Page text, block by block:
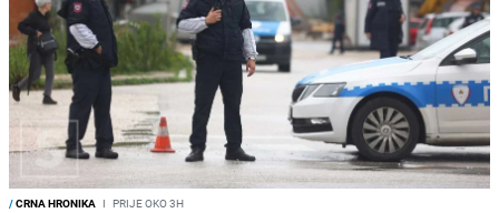
/CRNA HRONIKA I PRIJE OKO 3H